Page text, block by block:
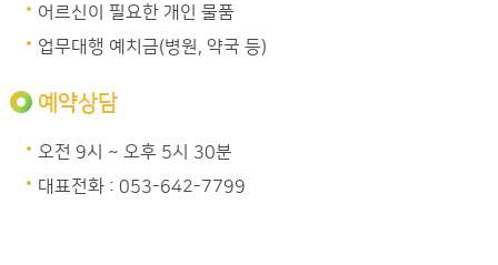
어르신이 필요한 개인 물품
업무대행 예치금(병원, 약국 등)
예약상담
오전 9시 ~ 오후 5시 30분
대표전화 : 053-642-7799